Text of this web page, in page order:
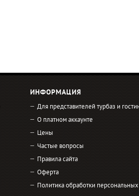
ИНФОРМАЦИЯ
Для представителей турбаз и
О платном аккаунте
Цены
Частые вопросы
Правила сайта
Оферта
Политика обработки